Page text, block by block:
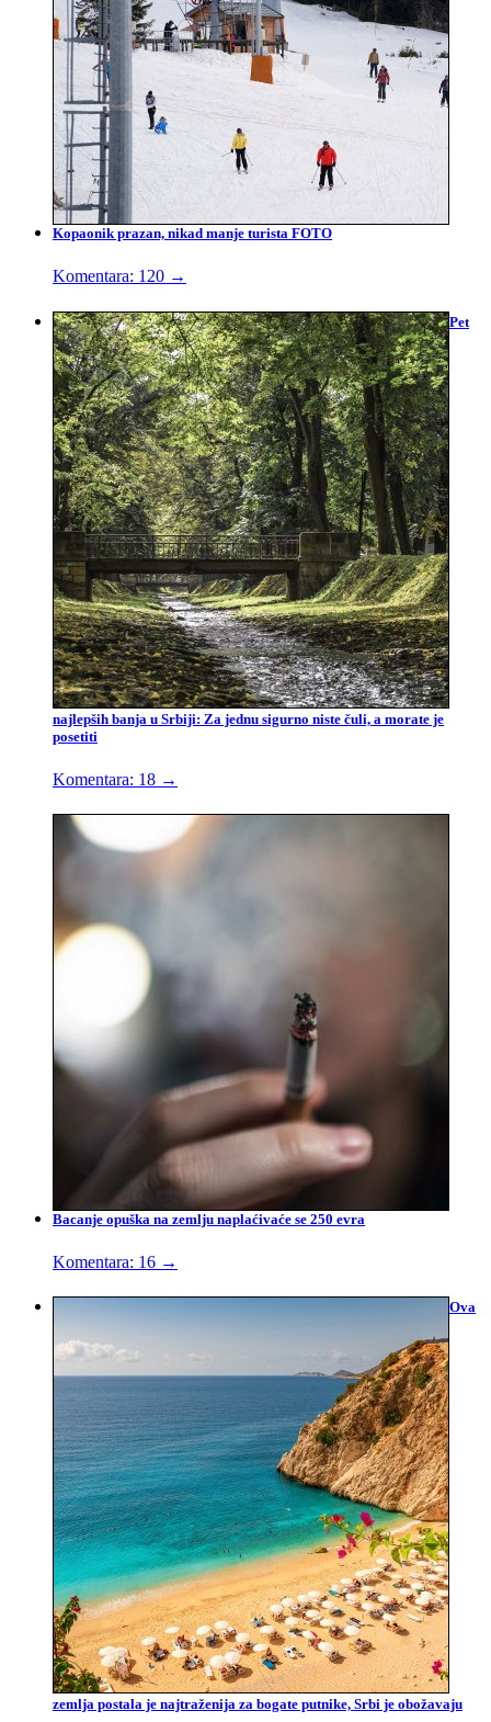
Kopaonik prazan, nikad manje turista FOTO
Komentara: 120 →
Pet
najlepših banja u Srbiji: Za jednu sigurno niste čuli, a morate je
posetiti
Komentara: 18 →
Bacanje opuška na zemlju naplaćivaće se 250 evra
Komentara: 16 →
Ova
zemlja postala je najtraženija za bogate putnike, Srbi je obožavaju